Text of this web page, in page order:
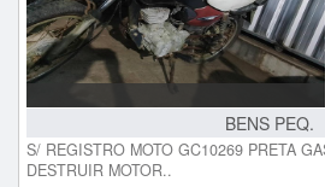
BENS PEQ.
S/ REGISTRO MOTO GC10269 PRETA
DESTRUIR MOTOR..